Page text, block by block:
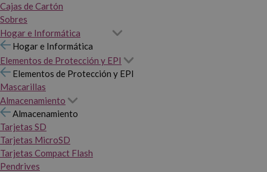
Cajas de Cartón
Sobres
Hogar e Informática
Hogar e Informática
Elementos de Protección y EPI
Elementos de Protección y EPI
Mascarillas
Almacenamiento
Almacenamiento
Tarjetas SD
Tarjetas MicroSD
Tarjetas Compact Flash
Pendrives